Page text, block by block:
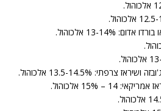
13-14% אלכוהול.
צרפתי: 13.5-14.5% אלכוהול.
– 15% אלכוהול.